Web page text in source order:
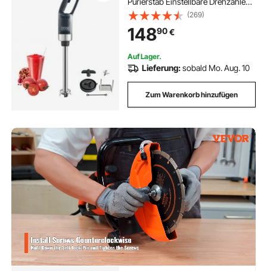
Edelstahl Mehrzweck Stabmixer
755 mm Abnehmbarer Rührstab,
inkl. Wandhaken &
Ersatzklingenkopf
(269)
14890€
Auf Lager.
Lieferung:sobald Mo. Aug. 10
Zum Warenkorb hinzufügen